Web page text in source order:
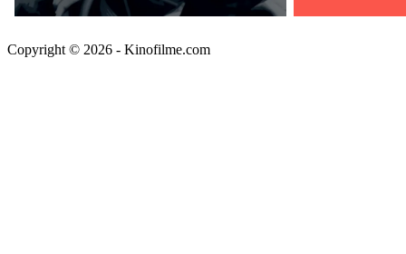
Copyright © 2026 - Kinofilme.com